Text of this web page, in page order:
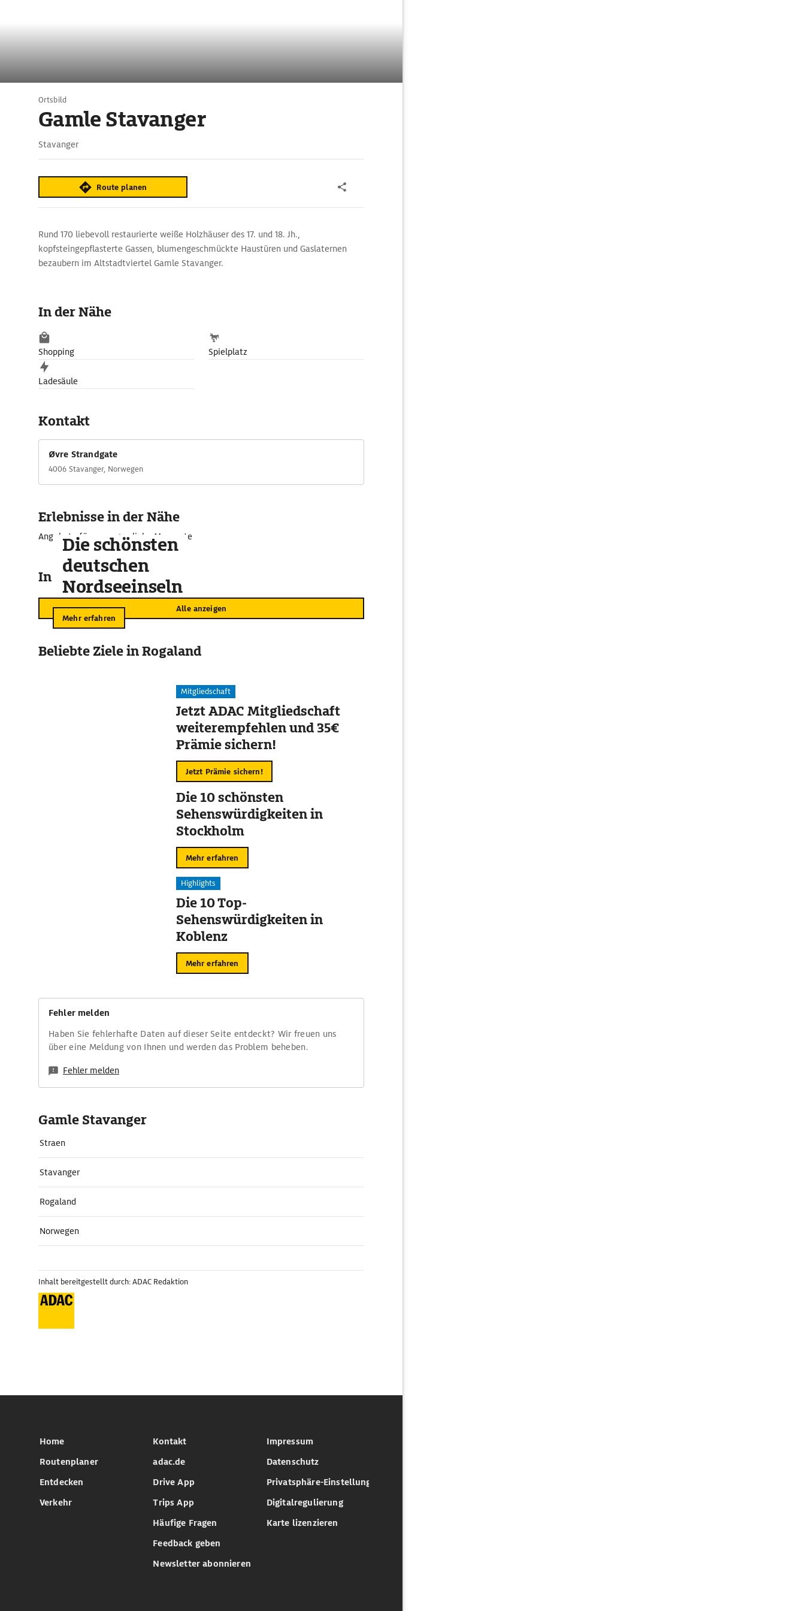
Ortsbild
Gamle Stavanger
Stavanger
Route planen
Rund 170 liebevoll restaurierte weiße Holzhäuser des 17. und 18. Jh.,
kopfsteingepflasterte Gassen, blumengeschmückte Haustüren und Gas­laternen
bezaubern im Altstadtviertel Gamle Stavanger.
In der Nähe
Shopping Spielplatz
Ladesäule
Kontakt
Øvre Strandgate
4006 Stavanger, Norwegen
Erlebnisse in der Nähe
Angebote für unvergessliche Momente
In der Umgebung
Alle anzeigen
Die schönsten
deutschen
Nordseeinseln
Mehr erfahren
Beliebte Ziele in Rogaland
Mitgliedschaft
Jetzt ADAC Mitgliedschaft
weiterempfehlen und 35€
Prämie sichern!
Jetzt Prämie sichern!
Die 10 schönsten
Sehenswürdigkeiten in
Stockholm
Mehr erfahren
Highlights
Die 10 Top-
Sehenswürdigkeiten in
Koblenz
Mehr erfahren
Fehler melden
Haben Sie fehlerhafte Daten auf dieser Seite entdeckt? Wir freuen uns
über eine Meldung von Ihnen und werden das Problem beheben.
Fehler melden
Gamle Stavanger
Straen
Stavanger
Rogaland
Norwegen
Inhalt bereitgestellt durch: ADAC Redaktion
Home
Routenplaner
Entdecken
Verkehr
Kontakt
adac.de
Drive App
Trips App
Häufige Fragen
Feedback geben
Newsletter abonnieren
Impressum
Datenschutz
Privatsphäre-Einstellungen
Digitalregulierung
Karte lizenzieren